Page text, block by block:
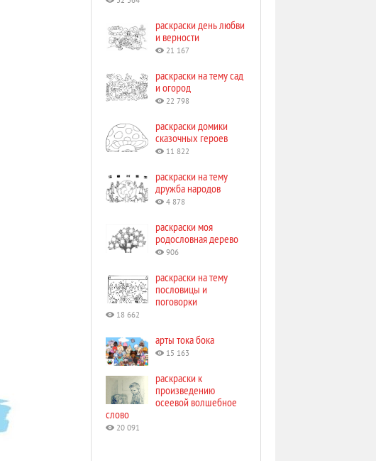
раскраски день любви
и верности
21 167
раскраски на тему сад
и огород
22 798
раскраски домики
сказочных героев
11 822
раскраски на тему
дружба народов
4 878
раскраски моя
родословная дерево
906
раскраски на тему
пословицы и
поговорки
18 662
арты тока бока
15 163
раскраски к
произведению
осеевой волшебное
слово
20 091